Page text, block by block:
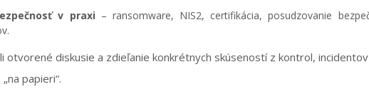
v praxi – ransomware, NIS2, certifikácia, posudzovanie
otvorené diskusie a zdieľanie konkrétnych skúseností z kontrol,
papieri“.